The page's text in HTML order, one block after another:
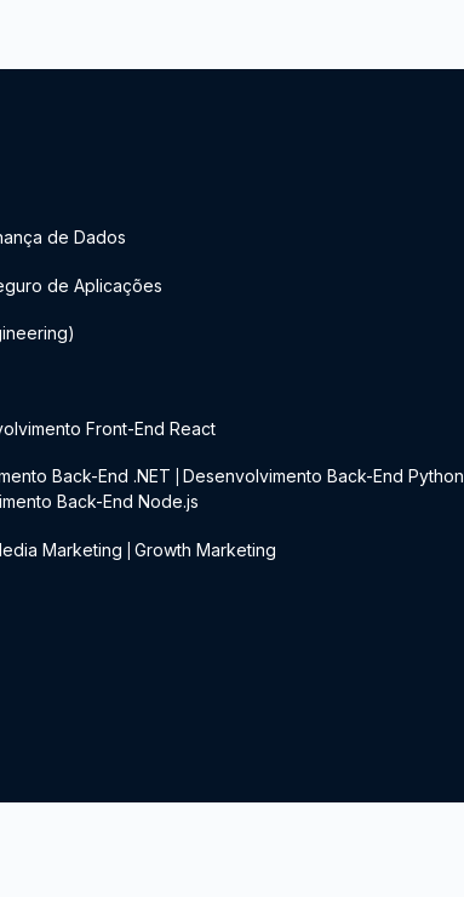
de Dados
de Aplicações
Front-End React
Back-End .NET Desenvolvimento Back-End Python
Back-End Node.js
Marketing Growth Marketing